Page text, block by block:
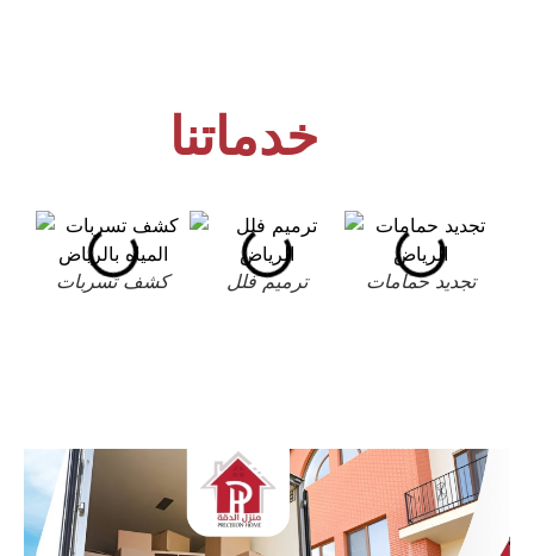
خدماتنا
كشف تسربات ترميم فلل تجديد حمامات